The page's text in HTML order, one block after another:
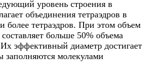
уровень строения в
объединения тетраэдров в
более тетраэдров. При этом объем
больше 50% объема
Их эффективный диаметр достигает
молекулами